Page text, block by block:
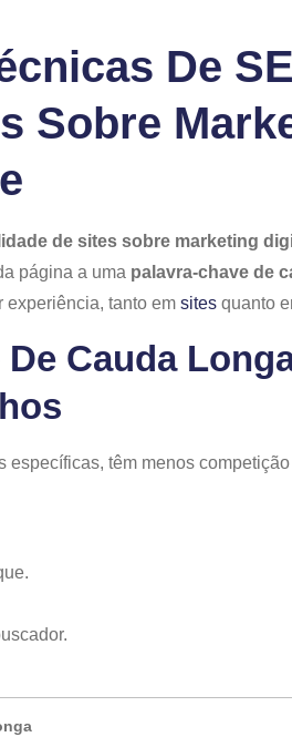
De
Sobre
de sites sobre marketing
página a uma palavra‑chave de
experiência, tanto em sites quanto
Cauda
específicas, têm menos